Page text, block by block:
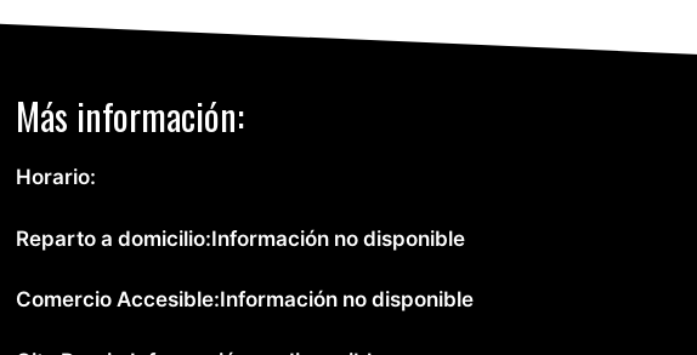
Más información:
Horario:
Reparto a domicilio:Información no disponible
Comercio Accesible:Información no disponible